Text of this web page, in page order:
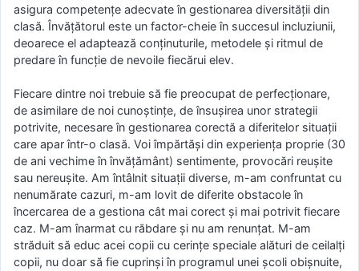
asigura competențe adecvate în gestionarea diversității din
clasă. Învățătorul este un factor-cheie în succesul incluziunii,
deoarece el adaptează conținuturile, metodele și ritmul de
predare în funcție de nevoile fiecărui elev.
Fiecare dintre noi trebuie să fie preocupat de perfecționare,
de asimilare de noi cunoștințe, de însușirea unor strategii
potrivite, necesare în gestionarea corectă a diferitelor situații
care apar într-o clasă. Voi împărtăși din experiența proprie (30
de ani vechime în învățământ) sentimente, provocări reușite
sau nereușite. Am întâlnit situații diverse, m-am confruntat cu
nenumărate cazuri, m-am lovit de diferite obstacole în
încercarea de a gestiona cât mai corect și mai potrivit fiecare
caz. M-am înarmat cu răbdare și nu am renunțat. M-am
străduit să educ acei copii cu cerințe speciale alături de ceilalți
copii, nu doar să fie cuprinși în programul unei școli obișnuite,